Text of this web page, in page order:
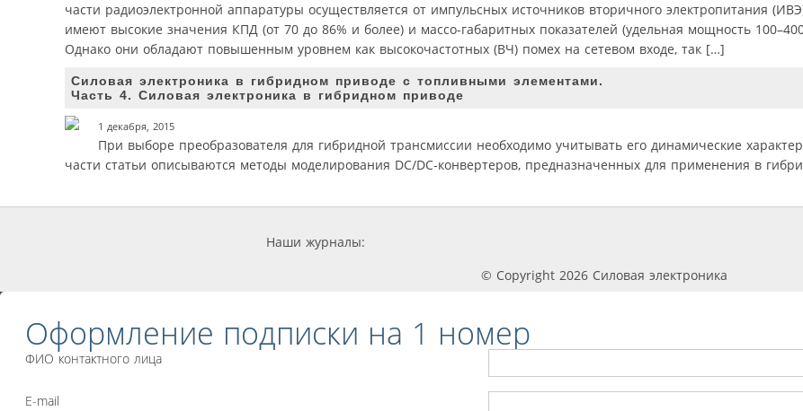
части радиоэлектронной аппаратуры осуществляется от импульсных источников вторичного электропитания
имеют высокие значения КПД (от 70 до 86% и более) и массо-габаритных показателей (удельная мощность
Однако они обладают повышенным уровнем как высокочастотных (ВЧ) помех на сетевом входе, так […]
Силовая электроника в гибридном приводе с топливными элементами.
Часть 4. Силовая электроника в гибридном приводе
1 декабря, 2015
При выборе преобразователя для гибридной трансмиссии необходимо учитывать его динамические
части статьи описываются методы моделирования DC/DC-конвертеров, предназначенных для применения в
Наши журналы:
© Copyright 2026 Силовая электроника
Оформление подписки на 1 номер
ФИО контактного лица
E-mail